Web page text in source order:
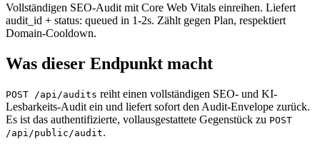
Vollständigen SEO-Audit mit Core Web Vitals einreihen. Liefert
audit_id + status: queued in 1-2s. Zählt gegen Plan, respektiert
Domain-Cooldown.
Was dieser Endpunkt macht
POST /api/audits reiht einen vollständigen SEO- und KI-
Lesbarkeits-Audit ein und liefert sofort den Audit-Envelope zurück.
Es ist das authentifizierte, vollausgestattete Gegenstück zu POST
/api/public/audit.